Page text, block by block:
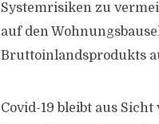
Systemrisiken zu
auf den
Bruttoinlandsprodukts
Covid-19 bleibt aus